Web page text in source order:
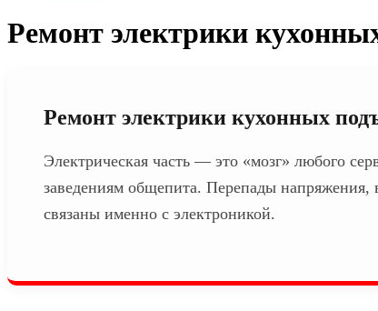
Ремонт электрики
Ремонт электрики кухонных
Электрическая часть — это «мозг» любого
заведениям общепита. Перепады
связаны именно с электроникой.